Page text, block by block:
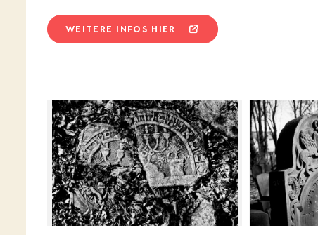
WEITERE INFOS HIER